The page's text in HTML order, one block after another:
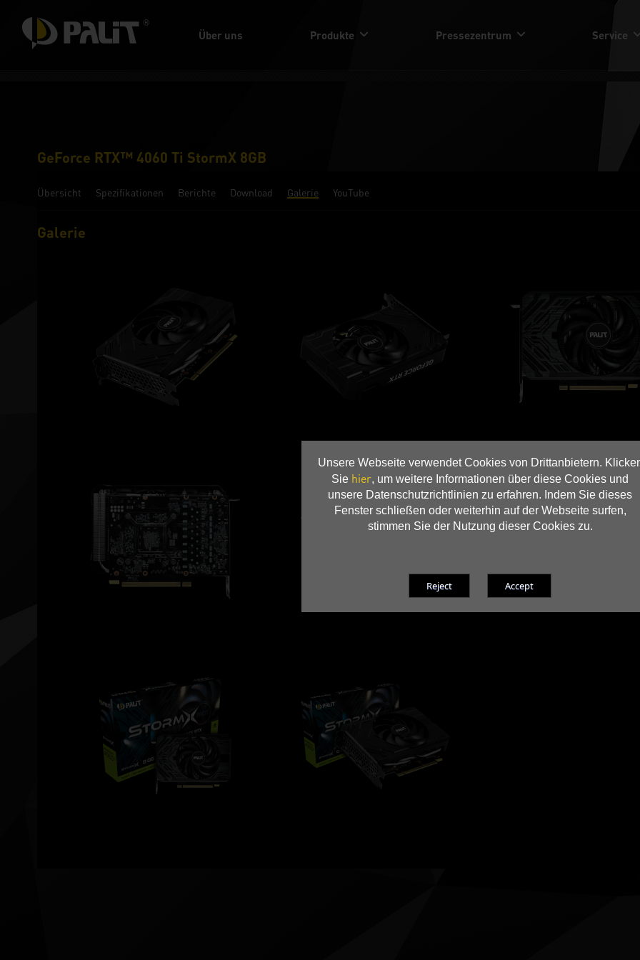
Unsere Webseite verwendet Cookies von Drittanbietern.
Sie hier, um weitere Informationen über diese Cookies und
unsere Datenschutzrichtlinien zu erfahren. Indem Sie dieses
Fenster schließen oder weiterhin auf der Webseite surfen,
stimmen Sie der Nutzung dieser Cookies zu.
Über uns Produkte Pressezentrum Service
GeForce RTX™ 4060 Ti StormX 8GB
Übersicht Spezifikationen Berichte Download Galerie YouTube
Galerie